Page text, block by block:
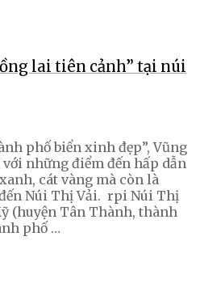
lai tiên cảnh” tại núi
phố biển xinh đẹp”, Vũng
những điểm đến hấp dẫn
cát vàng mà còn là
Núi Thị Vải. rpi Núi Thị
(huyện Tân Thành, thành
phố …